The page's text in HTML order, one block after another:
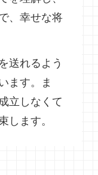
、幸せな将
送れるよう
ます。ま
立しなくて
します。